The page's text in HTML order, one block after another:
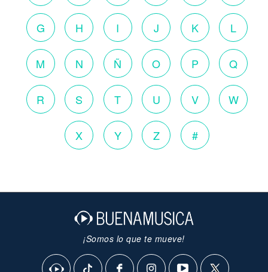
G H I J K L
M N Ñ O P Q
R S T U V W
X Y Z #
¡Somos lo que te mueve!